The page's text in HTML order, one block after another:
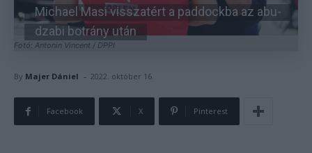
Fotó: Antonin Vincent / DPPI
Michael Masi visszatért a paddockba az abu-
dzabi botrány után
By Majer Dániel - 2022. október 16.
Facebook X Pinterest